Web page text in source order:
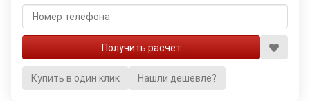
Купить в один клик Нашли дешевле?